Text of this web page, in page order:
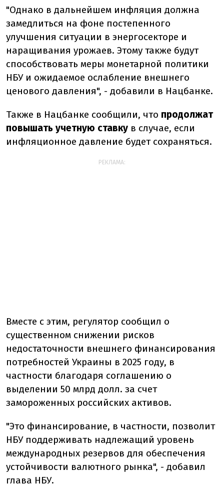
"Однако в дальнейшем инфляция должна
замедлиться на фоне постепенного
улучшения ситуации в энергосекторе и
наращивания урожаев. Этому также будут
способствовать меры монетарной политики
НБУ и ожидаемое ослабление внешнего
ценового давления", - добавили в Нацбанке.
Также в Нацбанке сообщили, что продолжат
повышать учетную ставку в случае, если
инфляционное давление будет сохраняться.
РЕКЛАМА:
Вместе с этим, регулятор сообщил о
существенном снижении рисков
недостаточности внешнего финансирования
потребностей Украины в 2025 году, в
частности благодаря соглашению о
выделении 50 млрд долл. за счет
замороженных российских активов.
"Это финансирование, в частности, позволит
НБУ поддерживать надлежащий уровень
международных резервов для обеспечения
устойчивости валютного рынка", - добавил
глава НБУ.